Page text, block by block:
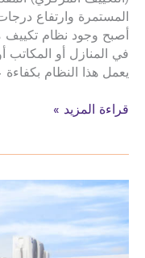
المستمرة وارتفاع
أصبح وجود نظام
في المنازل أو المكاتب
يعمل هذا النظام
صيانة
نحاس
المكيفات
حي
السلامة
قراءة المزيد »